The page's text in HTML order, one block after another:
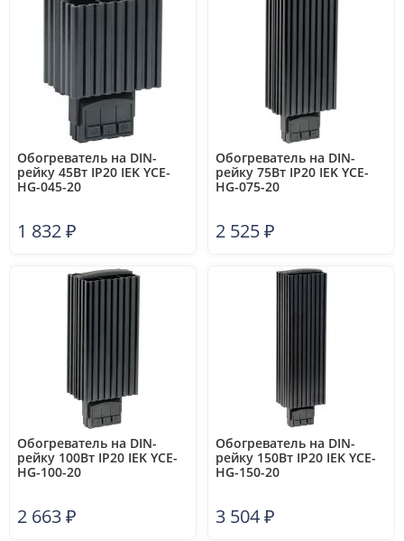
Обогреватель на DIN-
рейку 45Вт IP20 IEK YCE-
HG-045-20
1 832₽
Обогреватель на DIN-
рейку 75Вт IP20 IEK YCE-
HG-075-20
2 525₽
Обогреватель на DIN-
рейку 100Вт IP20 IEK YCE-
HG-100-20
2 663₽
Обогреватель на DIN-
рейку 150Вт IP20 IEK YCE-
HG-150-20
3 504₽